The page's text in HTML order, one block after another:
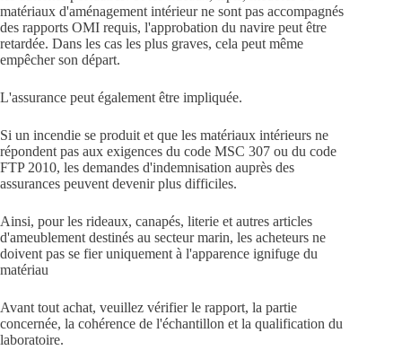
matériaux d'aménagement intérieur ne sont pas accompagnés
des rapports OMI requis, l'approbation du navire peut être
retardée. Dans les cas les plus graves, cela peut même
empêcher son départ.
L'assurance peut également être impliquée.
Si un incendie se produit et que les matériaux intérieurs ne
répondent pas aux exigences du code MSC 307 ou du code
FTP 2010, les demandes d'indemnisation auprès des
assurances peuvent devenir plus difficiles.
Ainsi, pour les rideaux, canapés, literie et autres articles
d'ameublement destinés au secteur marin, les acheteurs ne
doivent pas se fier uniquement à l'apparence ignifuge du
matériau
Avant tout achat, veuillez vérifier le rapport, la partie
concernée, la cohérence de l'échantillon et la qualification du
laboratoire.